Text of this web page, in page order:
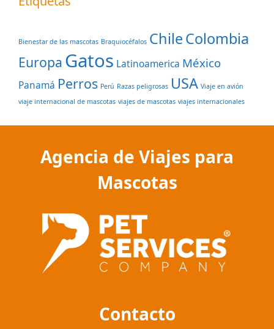
Bienestar de las mascotas Braquiocéfalos ChileColombia
Europa Gatos Latinoamerica México
Panamá Perros Perú Razas peligrosas USA Viaje en avión
viaje internacional de mascotas viajes de mascotas viajes internacionales
Agencia de Viajes para
Mascotas
Contacto